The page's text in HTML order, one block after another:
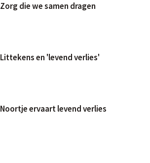
Zorg die we samen dragen
Littekens en 'levend verlies'
Noortje ervaart levend verlies